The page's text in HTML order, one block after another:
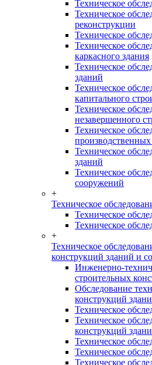
Техническое
Техническое
реконструкции
Техническое
Техническое
каркасного здания
Техническое
зданий
Техническое
капитального
Техническое
незавершенного
Техническое
Техническое
зданий
Техническое
сооружений
+
Техническое
Техническое
Техническое
+
Техническое
конструкций зданий и
Инженерно-
строительных
Обследование
конструкций
Техническое
Техническое
конструкций
Техническое
Техническое
Техническое